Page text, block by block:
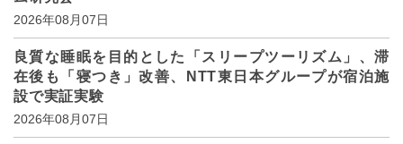
2026年08月07日
良質な睡眠を目的とした「スリープツーリズム」、滞
在後も「寝つき」改善、NTT東日本グループが宿泊施
設で実証実験
2026年08月07日